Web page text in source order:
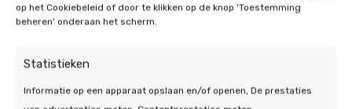
op het Cookiebeleid of door te klikken op de knop 'Toestemming
beheren' onderaan het scherm.
Statistieken
Informatie op een apparaat opslaan en/of openen, De prestaties
koelvloeistof. Tijdens dit proces wordt de lucht
meteen gefilterd zodat vocht, stof en allergenen
de ruimte ingeblazen.
Tegenwoordig is een airco in Schinnen steeds beter